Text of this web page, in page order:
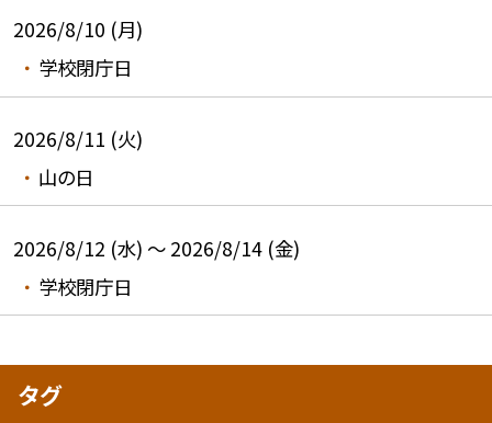
2026/8/10 (月)
学校閉庁日
2026/8/11 (火)
山の日
2026/8/12 (水) ～ 2026/8/14 (金)
学校閉庁日
タグ